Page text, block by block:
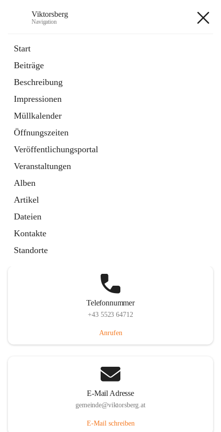
Viktorsberg
Navigation
Start
Beiträge
Beschreibung
Impressionen
Müllkalender
Öffnungszeiten
Veröffentlichungsportal
Veranstaltungen
Alben
Artikel
Dateien
Kontakte
Standorte
1 Schnellzugriff
Bürgerservice
10 Schnellzugriffe
Telefonnummer
+43 5523 64712
Anrufen
E-Mail Adresse
gemeinde@viktorsberg.at
E-Mail schreiben